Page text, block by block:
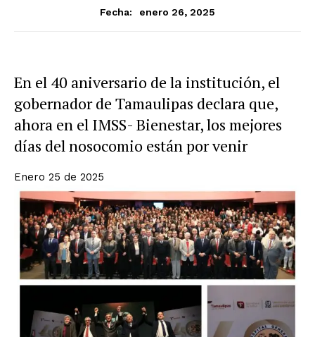
Fecha:
enero 26, 2025
En el 40 aniversario de la institución, el
gobernador de Tamaulipas declara que,
ahora en el IMSS- Bienestar, los mejores
días del nosocomio están por venir
Enero 25 de 2025